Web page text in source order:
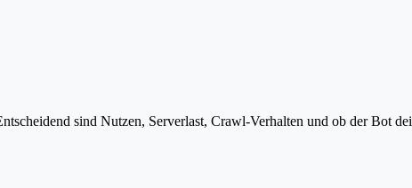
sind Nutzen, Serverlast, Crawl-Verhalten und ob der Bot